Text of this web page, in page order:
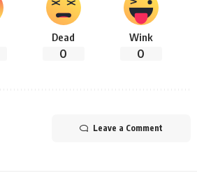
Dead
0
Wink
0
Leave a Comment